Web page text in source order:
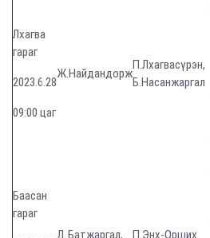
Лхагва
гараг
2023.6.28
09:00 цаг
Ж.Найдандорж
П.Лхагвасүрэн,
Б.Насанжаргал
Баасан
гараг
Д.Батжаргал, П.Энх-Орших